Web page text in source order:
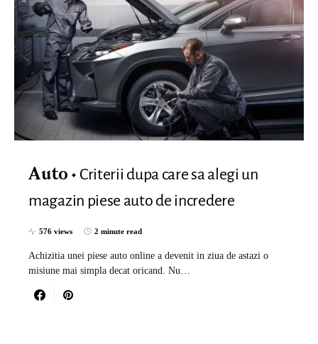
Auto
Criterii dupa care sa alegi un
magazin piese auto de incredere
576 views 2 minute read
Achizitia unei piese auto online a devenit in ziua de astazi o
misiune mai simpla decat oricand. Nu…